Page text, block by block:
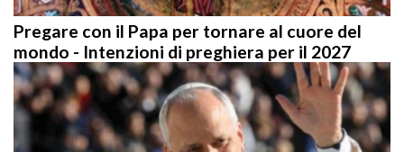
Pregare con il Papa per tornare al cuore del
mondo - Intenzioni di preghiera per il 2027